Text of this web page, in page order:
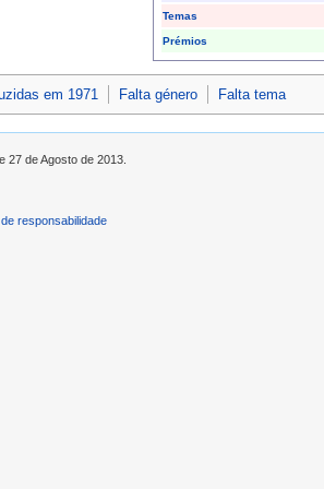
Temas
Prémios
em 1971 Falta género Falta tema
27 de Agosto de 2013.
responsabilidade